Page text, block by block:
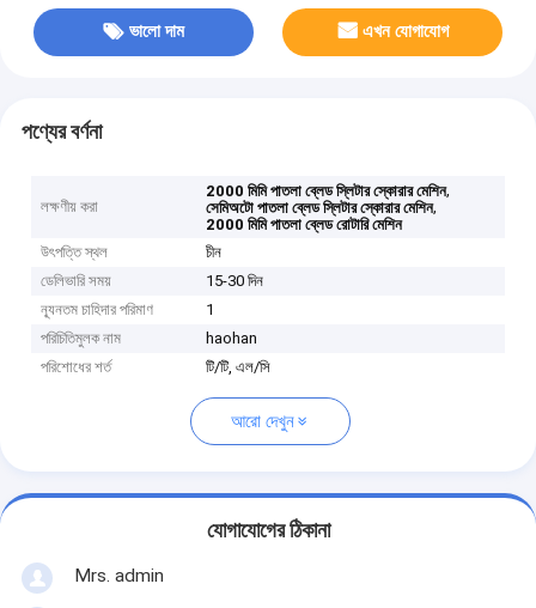
ভালো দাম এখন যোগাযোগ
পণ্যের বর্ণনা
লক্ষণীয় করা
2000 মিমি পাতলা ব্লেড স্লিটার স্কোরার মেশিন,
সেমিঅটো পাতলা ব্লেড স্লিটার স্কোরার মেশিন,
2000 মিমি পাতলা ব্লেড রোটারি মেশিন
উৎপত্তি স্থল
চীন
ডেলিভারি সময়
15-30 দিন
ন্যূনতম চাহিদার পরিমাণ
1
পরিচিতিমুলক নাম
haohan
পরিশোধের শর্ত
টি/টি, এল/সি
আরো দেখুন
যোগাযোগের ঠিকানা
Mrs. admin